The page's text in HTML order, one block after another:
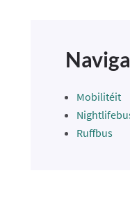
Mobilitéit
Ruffbus